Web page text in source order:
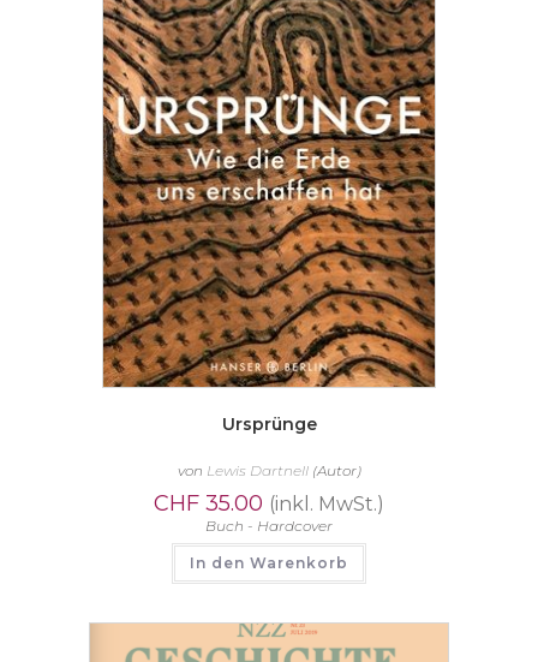
Ursprünge
von Lewis Dartnell(Autor)
CHF 35.00 (inkl. MwSt.)
Buch - Hardcover
In den Warenkorb